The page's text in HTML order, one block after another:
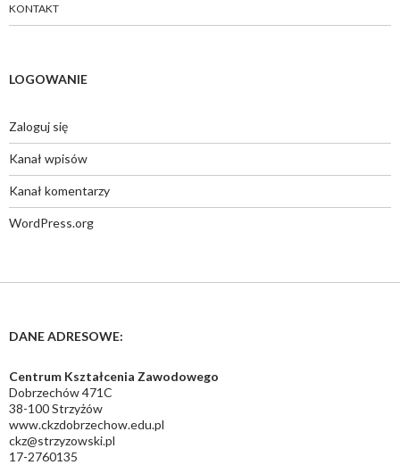
KONTAKT
LOGOWANIE
Zaloguj się
Kanał wpisów
Kanał komentarzy
WordPress.org
DANE ADRESOWE:
Centrum Kształcenia Zawodowego
Dobrzechów 471C
38-100 Strzyżów
www.ckzdobrzechow.edu.pl
ckz@strzyzowski.pl
17-2760135